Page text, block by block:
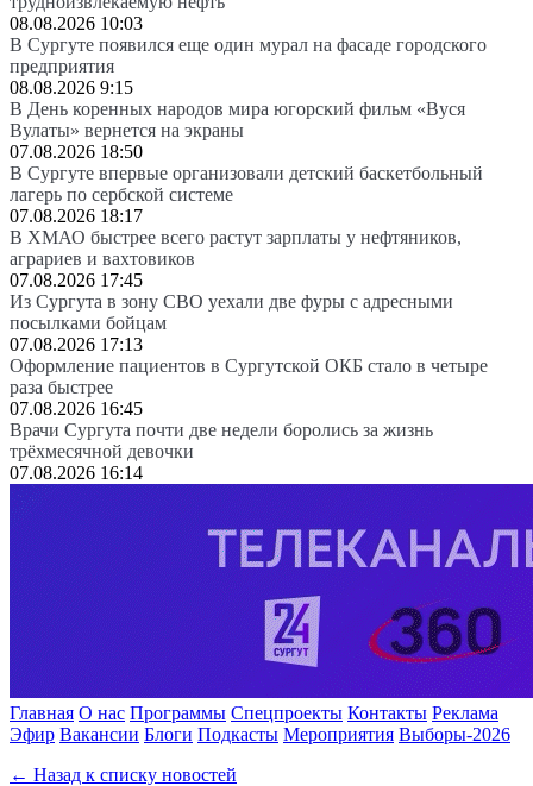
08.08.2026 10:03
В Сургуте появился еще один мурал на фасаде городского
предприятия
08.08.2026 9:15
В День коренных народов мира югорский фильм «Вуся
Вулаты» вернется на экраны
07.08.2026 18:50
В Сургуте впервые организовали детский баскетбольный
лагерь по сербской системе
07.08.2026 18:17
В ХМАО быстрее всего растут зарплаты у нефтяников,
аграриев и вахтовиков
07.08.2026 17:45
Из Сургута в зону СВО уехали две фуры с адресными
посылками бойцам
07.08.2026 17:13
Оформление пациентов в Сургутской ОКБ стало в четыре
раза быстрее
07.08.2026 16:45
Врачи Сургута почти две недели боролись за жизнь
трёхмесячной девочки
07.08.2026 16:14
Главная О нас Программы Спецпроекты Контакты Реклама
Эфир Вакансии Блоги Подкасты Мероприятия Выборы-2026
← Назад к списку новостей